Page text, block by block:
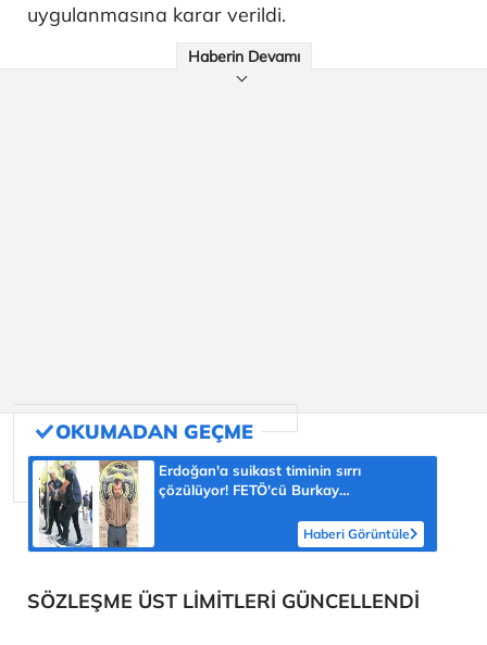
uygulanmasına karar verildi.
Haberin Devamı
Erdoğan'a suikast timinin sırrı
çözülüyor! FETÖ'cü Burkay
Haberi Görüntüle
SÖZLEŞME ÜST LİMİTLERİ GÜNCELLENDİ